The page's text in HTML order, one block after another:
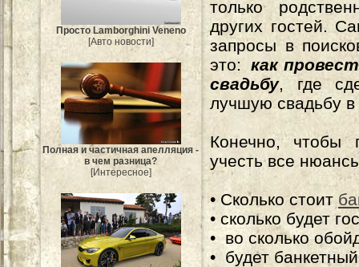
Просто Lamborghini Veneno
[Авто новости]
Полная и частичная апелляция -
в чем разница?
[Интересное]
только
других гостей.
запросы в
это:как
свадьбу, где
лучшую свадьбу в
Конечно, чтобы
учесть все
• Сколько стоит
• сколько будет
• во сколько
• будет